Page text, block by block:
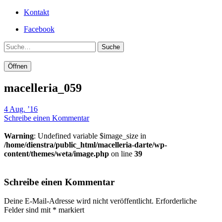
Kontakt
Facebook
Suche
Öffnen
macelleria_059
4 Aug. ’16
Schreibe einen Kommentar
Warning: Undefined variable $image_size in
/home/dienstra/public_html/macelleria-darte/wp-
content/themes/weta/image.php on line 39
Schreibe einen Kommentar
Deine E-Mail-Adresse wird nicht veröffentlicht. Erforderliche
Felder sind mit * markiert